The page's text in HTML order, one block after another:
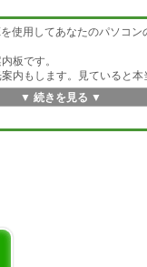
使用してあなたのパソコ
板です。
内もします。見ていると本
▼ 続きを見る ▼